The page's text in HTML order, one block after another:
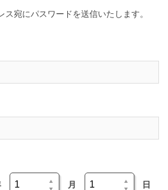
ス宛にパスワードを送信いたします。
月 日